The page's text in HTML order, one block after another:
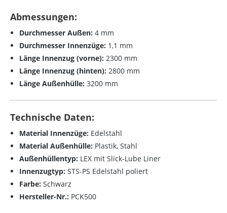
Abmessungen:
Durchmesser Außen: 4 mm
Durchmesser Innenzüge: 1,1 mm
Länge Innenzug (vorne): 2300 mm
Länge Innenzug (hinten): 2800 mm
Länge Außenhülle: 3200 mm
Technische Daten:
Material Innenzüge: Edelstahl
Material Außenhülle: Plastik, Stahl
Außenhüllentyp: LEX mit Slick-Lube Liner
Innenzugtyp: STS-PS Edelstahl poliert
Farbe: Schwarz
Hersteller-Nr.: PCK500